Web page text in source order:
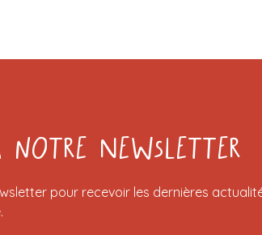
notre Newsletter
pour recevoir les dernières